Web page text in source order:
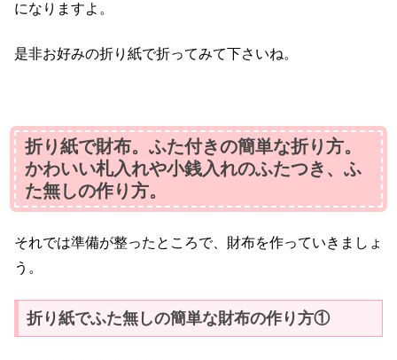
になりますよ。
是非お好みの折り紙で折ってみて下さいね。
折り紙で財布。ふた付きの簡単な折り方。
かわいい札入れや小銭入れのふたつき、ふ
た無しの作り方。
それでは準備が整ったところで、財布を作っていきましょ
う。
折り紙でふた無しの簡単な財布の作り方①